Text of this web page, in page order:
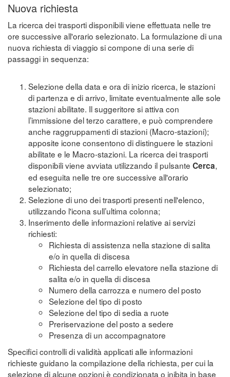
Nuova richiesta
La ricerca dei trasporti disponibili viene effettuata nelle tre
ore successive all'orario selezionato. La formulazione di una
nuova richiesta di viaggio si compone di una serie di
passaggi in sequenza:
Selezione della data e ora di inizio ricerca, le stazioni
di partenza e di arrivo, limitate eventualmente alle sole
stazioni abilitate. Il suggeritore si attiva con
l’immissione del terzo carattere, e può comprendere
anche raggruppamenti di stazioni (Macro-stazioni);
apposite icone consentono di distinguere le stazioni
abilitate e le Macro-stazioni. La ricerca dei trasporti
disponibili viene avviata utilizzando il pulsante Cerca,
ed eseguita nelle tre ore successive all'orario
selezionato;
Selezione di uno dei trasporti presenti nell'elenco,
utilizzando l'icona sull’ultima colonna;
Inserimento delle informazioni relative ai servizi
richiesti:
Richiesta di assistenza nella stazione di salita
e/o in quella di discesa
Richiesta del carrello elevatore nella stazione di
salita e/o in quella di discesa
Numero della carrozza e numero del posto
Selezione del tipo di posto
Selezione del tipo di sedia a ruote
Preriservazione del posto a sedere
Presenza di un accompagnatore
Specifici controlli di validità applicati alle informazioni
richieste guidano la compilazione della richiesta, per cui la
selezione di alcune opzioni è condizionata o inibita in base